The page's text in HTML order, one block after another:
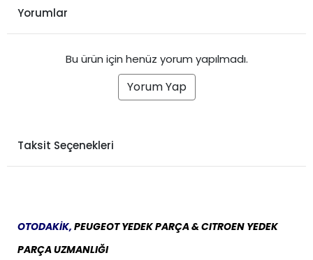
Yorumlar
Bu ürün için henüz yorum yapılmadı.
Yorum Yap
Taksit Seçenekleri
OTODAKİK, PEUGEOT YEDEK PARÇA & CITROEN YEDEK
PARÇA UZMANLIĞI